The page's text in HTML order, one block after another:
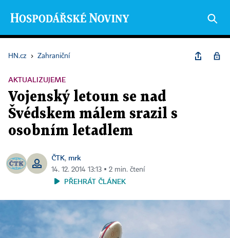
HN.cz › Zahraniční
AKTUALIZUJEME
Vojenský letoun se nad
Švédskem málem srazil s
osobním letadlem
ČTK, mrk
14. 12. 2014 13:13 ▪ 2 min. čtení
PŘEHRÁT ČLÁNEK